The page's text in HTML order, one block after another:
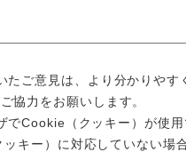
たご意見は、より分かりやす
協力をお願いします。
でCookie（クッキー）が使
キー）に対応していない場